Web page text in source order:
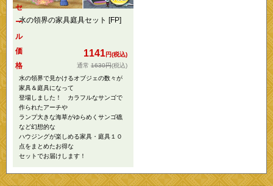
水の領界の家具庭具セット [FP]
セ
ー
ル
価
格
1141円(税込)
1630円(税込)
水の領界で見かけるオブジェの数々が
家具＆庭具になって
登場しました！ カラフルなサンゴで
作られたアーチや
ランプ大きな海草がゆらめくサンゴ礁
など幻想的な
ハウジングが楽しめる家具・庭具１０
点をまとめたお得な
セットでお届けします！